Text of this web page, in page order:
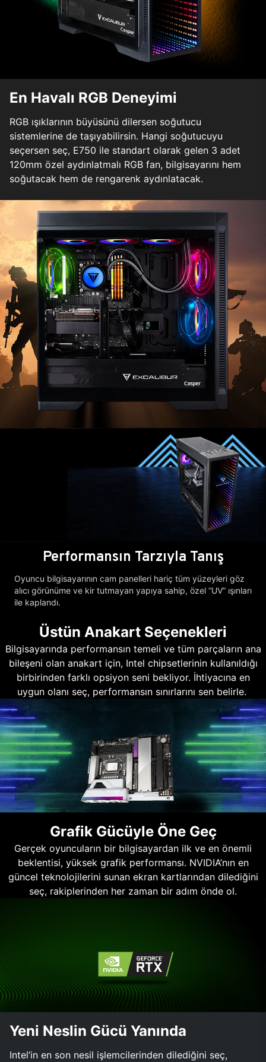
En Havalı RGB Deneyimi
RGB ışıklarının büyüsünü dilersen soğutucu
sistemlerine de taşıyabilirsin. Hangi soğutucuyu
seçersen seç, E750 ile standart olarak gelen 3 adet
120mm özel aydınlatmalı RGB fan, bilgisayarını hem
soğutacak hem de rengarenk aydınlatacak.
Performansın Tarzıyla Tanış
Oyuncu bilgisayarının cam panelleri hariç tüm yüzeyleri göz
alıcı görünüme ve kir tutmayan yapıya sahip, özel “UV” ışınları
ile kaplandı.
Üstün Anakart Seçenekleri
Bilgisayarında performansın temeli ve tüm parçaların ana
bileşeni olan anakart için, Intel chipsetlerinin kullanıldığı
birbirinden farklı opsiyon seni bekliyor. İhtiyacına en
uygun olanı seç, performansın sınırlarını sen belirle.
Grafik Gücüyle Öne Geç
Gerçek oyuncuların bir bilgisayardan ilk ve en önemli
beklentisi, yüksek grafik performansı. NVIDIA’nın en
güncel teknolojilerini sunan ekran kartlarından dilediğini
seç, rakiplerinden her zaman bir adım önde ol.
Yeni Neslin Gücü Yanında
Intel’in en son nesil işlemcilerinden dilediğini seç,